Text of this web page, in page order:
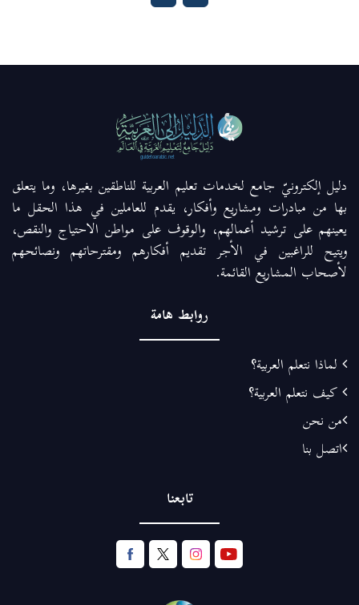
دليل إلكترونيّ جامع لخدمات تعليم العربية للناطقين بغيرها، وما يتعلق
بها من مبادرات ومشاريع وأفكار، يقدم للعاملين في هذا الحقل ما
يعينهم على ترشيد أعمالهم، والوقوف على مواطن الاحتياج والنقص،
ويتيح للراغبين في الأجر تقديم أفكارهم ومقترحاتهم ونصائحهم
لأصحاب المشاريع القائمة.
روابط هامة
لماذا نتعلم العربية؟
كيف نتعلم العربية؟
من نحن
اتصل بنا
تابعنا